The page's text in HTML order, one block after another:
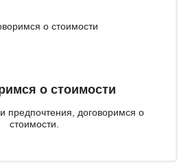
о стоимости
договоримся о
стоимости.